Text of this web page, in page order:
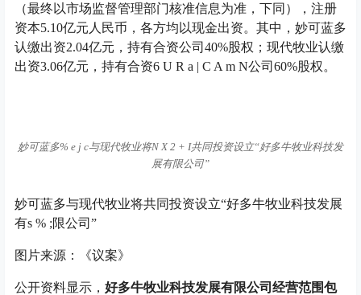
（最终以市场监督管理部门核准信息为准，下同），注册
资本5.10亿元人民币，各方均以现金出资。其中，妙可蓝多
认缴出资2.04亿元，持有合资公司40%股权；现代牧业认缴
出资3.06亿元，持有合资6 U R a | C A m N公司60%股权。
妙可蓝多% e j c与现代牧业将N X 2 + I共同投资设立“好多牛牧业科技发
展有限公司”
妙可蓝多与现代牧业将共同投资设立“好多牛牧业科技发展
有s % ;限公司”
图片来源：《议案》
公开资料显示， 好多牛牧业科技发展有限公司经营范围包